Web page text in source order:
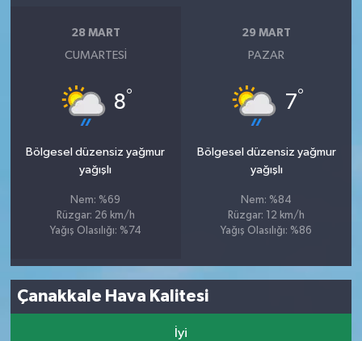
28 MART
CUMARTESI
8°
Bölgesel düzensiz yağmur
yağışlı
Nem: %69
Rüzgar: 26 km/h
Yağış Olasılığı: %74
29 MART
PAZAR
7°
Bölgesel düzensiz yağmur
yağışlı
Nem: %84
Rüzgar: 12 km/h
Yağış Olasılığı: %86
Çanakkale Hava Kalitesi
İyi